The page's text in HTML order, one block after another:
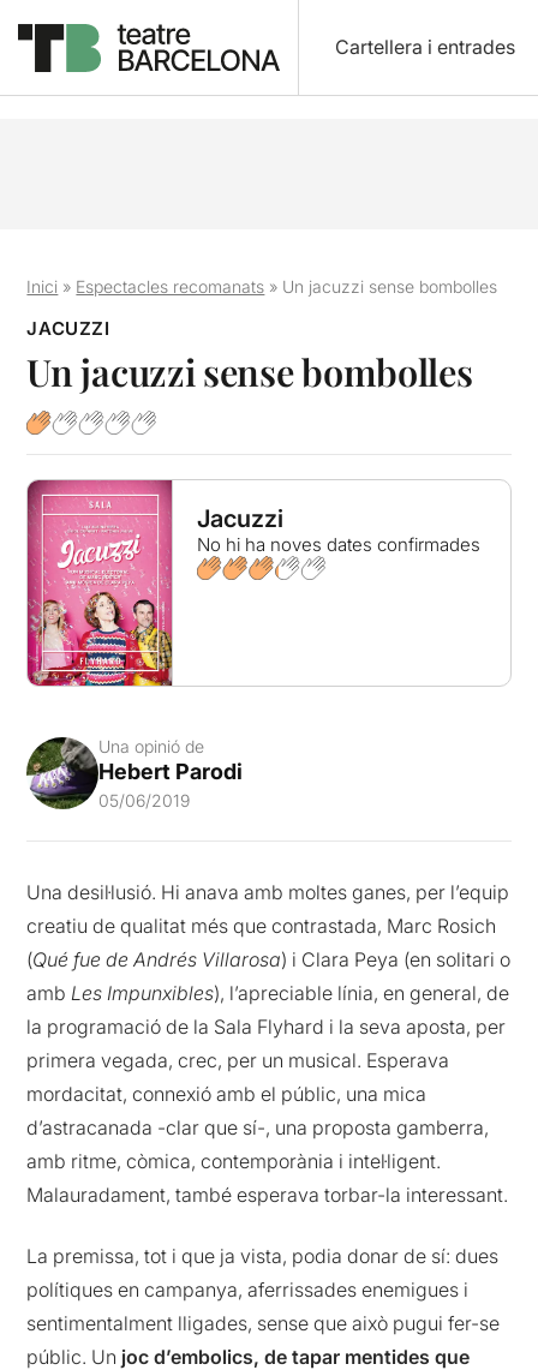
Cartellera i entrades
Inici » Espectacles recomanats » Un jacuzzi sense bombolles
JACUZZI
Un jacuzzi sense bombolles
Jacuzzi
No hi ha noves dates confirmades
Una opinió de
Hebert Parodi
05/06/2019
Una desil·lusió. Hi anava amb moltes ganes, per l’equip
creatiu de qualitat més que contrastada, Marc Rosich
(Qué fue de Andrés Villarosa) i Clara Peya (en solitari o
ambLes Impunxibles), l’apreciable línia, en general, de
la programació de la Sala Flyhard i la seva aposta, per
primera vegada, crec, per un musical. Esperava
mordacitat, connexió amb el públic, una mica
d’astracanada -clar que sí-, una proposta gamberra,
amb ritme, còmica, contemporània i intel·ligent.
Malauradament, també esperava torbar-la interessant.
La premissa, tot i que ja vista, podia donar de sí: dues
polítiques en campanya, aferrissades enemigues i
sentimentalment lligades, sense que això pugui fer-se
públic. Un joc d’embolics, de tapar mentides que